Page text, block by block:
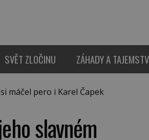
SVĚT ZLOČINU ZÁHADY A
máčel pero i Karel Čapek
slavném